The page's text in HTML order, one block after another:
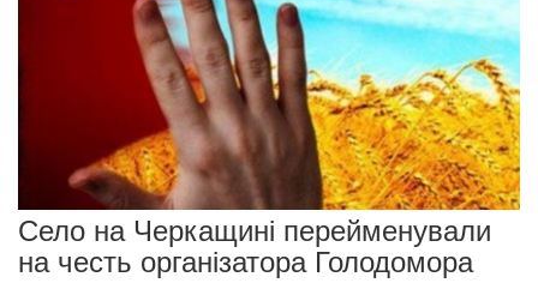
Село на Черкащині перейменували
на честь організатора Голодомора